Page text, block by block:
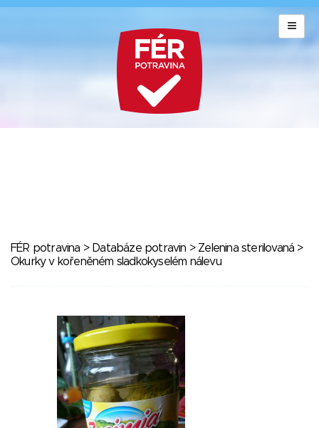
FÉR potravina > Databáze potravin > Zelenina sterilovaná >
Okurky v kořeněném sladkokyselém nálevu